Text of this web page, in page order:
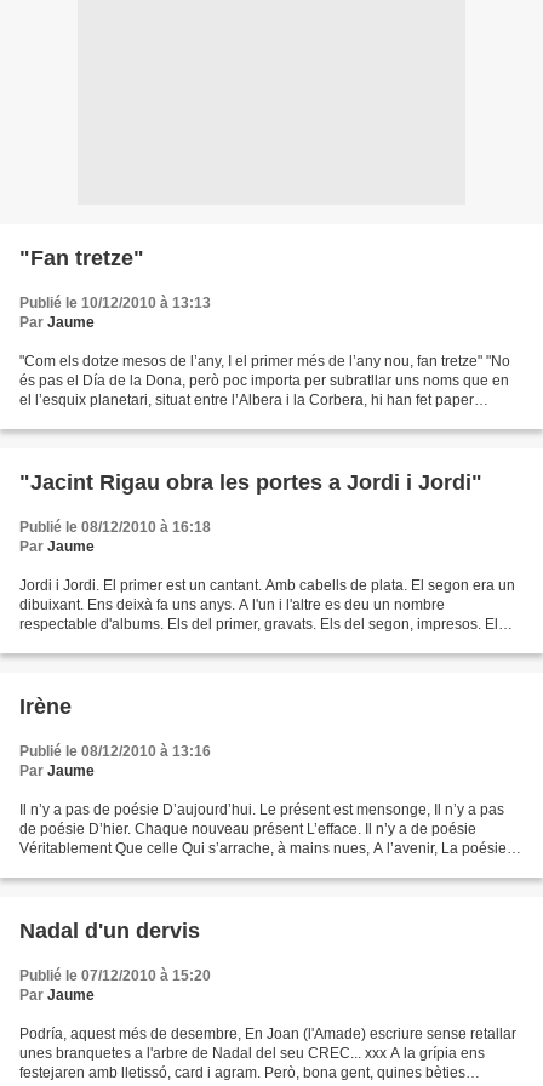
"Fan tretze"
Publié le 10/12/2010 à 13:13
Par Jaume
"Com els dotze mesos de l’any, I el primer més de l’any nou, fan tretze" "No
és pas el Día de la Dona, però poc importa per subratllar uns noms que en
el l’esquix planetari, situat entre l’Albera i la Corbera, hi han fet paper
"Jacint Rigau obra les portes a Jordi i Jordi"
Publié le 08/12/2010 à 16:18
Par Jaume
Jordi i Jordi. El primer est un cantant. Amb cabells de plata. El segon era un
dibuixant. Ens deixà fa uns anys. A l'un i l'altre es deu un nombre
respectable d'albums. Els del primer, gravats. Els del segon, impresos. El
Irène
Publié le 08/12/2010 à 13:16
Par Jaume
Il n’y a pas de poésie D’aujourd’hui. Le présent est mensonge, Il n’y a pas
de poésie D’hier. Chaque nouveau présent L’efface. Il n’y a de poésie
Véritablement Que celle Qui s’arrache, à mains nues, A l’avenir, La poésie,
Nadal d'un dervis
Publié le 07/12/2010 à 15:20
Par Jaume
Podría, aquest més de desembre, En Joan (l'Amade) escriure sense retallar
unes branquetes a l'arbre de Nadal del seu CREC... xxx A la grípia ens
festejaren amb lletissó, card i agram. Però, bona gent, quines bèties